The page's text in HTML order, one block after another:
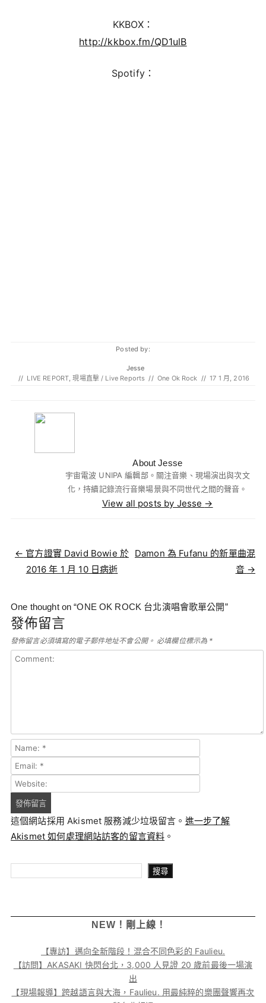
KKBOX：
http://kkbox.fm/QD1ulB
Spotify：
Posted by:
Jesse
// LIVE REPORT,現場直擊 / Live Reports // One Ok Rock // 17 1 月, 2016
About Jesse
宇宙電波 UNIPA 編輯部。關注音樂、現場演出與次文
化，持續記錄流行音樂場景與不同世代之間的聲音。
View all posts by Jesse →
Post navigation
← 官方證實 David Bowie 於
2016 年 1 月 10 日病逝
Damon 為 Fufanu 的新單曲混
音 →
One thought on “ONE OK ROCK 台北演唱會歌單公開”
發佈留言
發佈留言必須填寫的電子郵件地址不會公開。 必填欄位標示為 *
這個網站採用 Akismet 服務減少垃圾留言。 進一步了解
Akismet 如何處理網站訪客的留言資料 。
搜尋
NEW！剛上線！
【專訪】邁向全新階段！混合不同色彩的 Faulieu.
【訪問】AKASAKI 快閃台北，3,000 人見證 20 歲前最後一場演
出
【現場報導】跨越語言與大海，Faulieu. 用最純粹的樂團聲響再次